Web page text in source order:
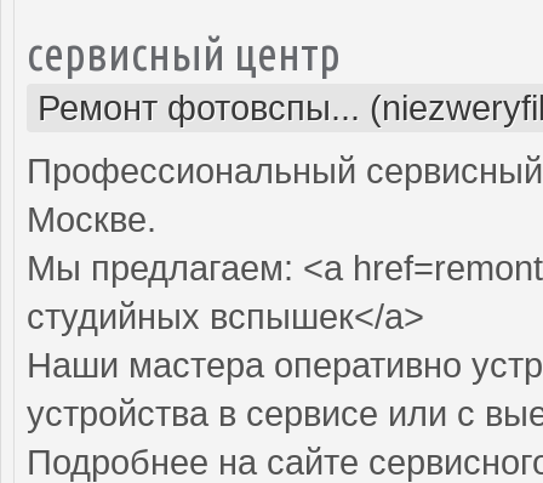
сервисный центр
Ремонт фотовспы...
Профессиональный
Москве.
Мы предлагаем: <a
студийных вспышек</a>
Наши мастера оперативно
устройства в сервисе или с
Подробнее на сайте